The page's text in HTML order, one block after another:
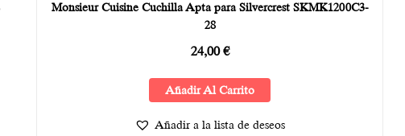
Monsieur Cuisine Cuchilla Apta para Silvercrest SKMK1200C3-
28
24,00€
Añadir Al Carrito
Añadir a la lista de deseos